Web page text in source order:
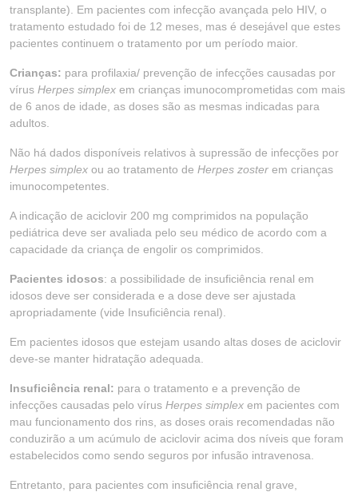
transplante). Em pacientes com infecção avançada pelo HIV, o
tratamento estudado foi de 12 meses, mas é desejável que estes
pacientes continuem o tratamento por um período maior.
Crianças: para profilaxia/ prevenção de infecções causadas por
vírus Herpes simplex em crianças imunocomprometidas com mais
de 6 anos de idade, as doses são as mesmas indicadas para
adultos.
Não há dados disponíveis relativos à supressão de infecções por
Herpes simplex ou ao tratamento de Herpes zoster em crianças
imunocompetentes.
A indicação de aciclovir 200 mg comprimidos na população
pediátrica deve ser avaliada pelo seu médico de acordo com a
capacidade da criança de engolir os comprimidos.
Pacientes idosos: a possibilidade de insuficiência renal em
idosos deve ser considerada e a dose deve ser ajustada
apropriadamente (vide Insuficiência renal).
Em pacientes idosos que estejam usando altas doses de aciclovir
deve-se manter hidratação adequada.
Insuficiência renal: para o tratamento e a prevenção de
infecções causadas pelo vírus Herpes simplex em pacientes com
mau funcionamento dos rins, as doses orais recomendadas não
conduzirão a um acúmulo de aciclovir acima dos níveis que foram
estabelecidos como sendo seguros por infusão intravenosa.
Entretanto, para pacientes com insuficiência renal grave,